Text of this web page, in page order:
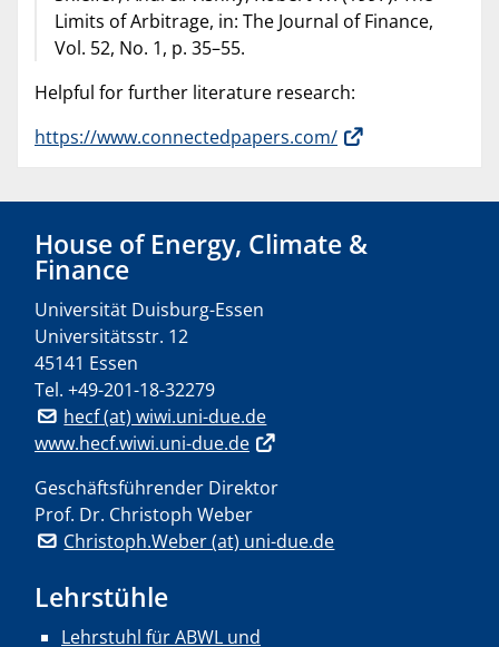
Limits of Arbitrage, in: The Journal of Finance,
Vol. 52, No. 1, p. 35–55.
Helpful for further literature research:
https://www.connectedpapers.com/
House of Energy, Climate &
Finance
Universität Duisburg-Essen
Universitätsstr. 12
45141 Essen
Tel. +49-201-18-32279
hecf (at) wiwi.uni-due.de
www.hecf.wiwi.uni-due.de
Geschäftsführender Direktor
Prof. Dr. Christoph Weber
Christoph.Weber (at) uni-due.de
Lehrstühle
Lehrstuhl für ABWL und